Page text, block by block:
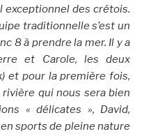
exceptionnel des crétois.
traditionnelle s’est un
8 à prendre la mer. Il y a
et Carole, les deux
et pour la première fois,
qui nous sera bien
« délicates », David,
sports de pleine nature